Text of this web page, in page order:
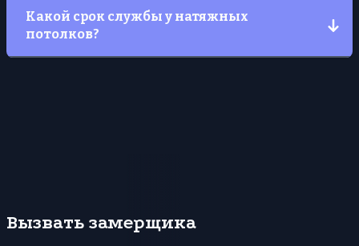
тыс руб.
Какой срок службы у натяжных
потолков?
Вызвать замерщика